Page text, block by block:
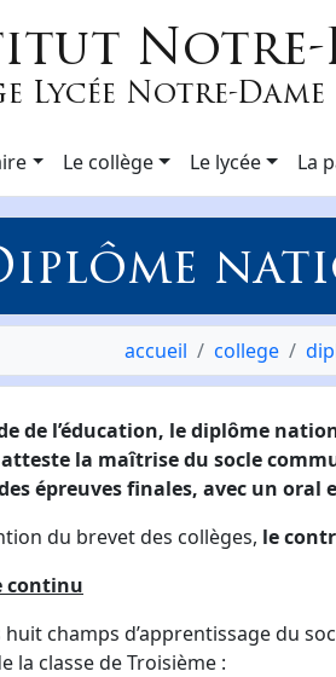
Notre-
Lycée Notre-Dame
Le collège Le lycée La
accueil college
de l’éducation, le diplôme
la maîtrise du socle
épreuves finales, avec un oral
du brevet des collèges, le
continu
huit champs d’apprentissage du
la classe de Troisième :